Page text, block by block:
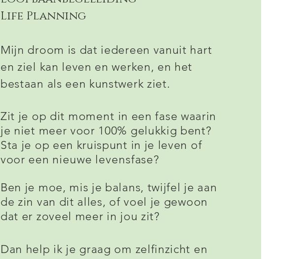
Life Planning
Mijn droom is dat iedereen vanuit hart
en ziel kan leven en werken, en het
bestaan als een kunstwerk ziet.
Zit je op dit moment in een fase waarin
je niet meer voor 100% gelukkig bent?
Sta je op een kruispunt in je leven of
voor een nieuwe levensfase?
Ben je moe, mis je balans, twijfel je aan
de zin van dit alles, of voel je gewoon
dat er zoveel meer in jou zit?
Dan help ik je graag om zelfinzicht en